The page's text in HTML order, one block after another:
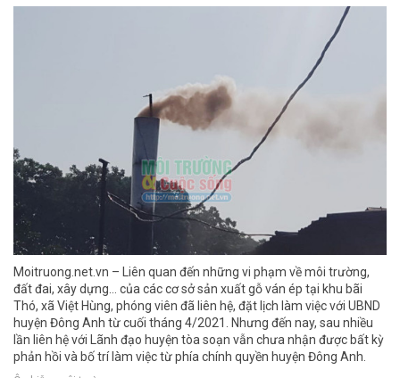
Moitruong.net.vn – Liên quan đến những vi phạm về môi trường,
đất đai, xây dựng… của các cơ sở sản xuất gỗ ván ép tại khu bãi
Thó, xã Việt Hùng, phóng viên đã liên hệ, đặt lịch làm việc với UBND
huyện Đông Anh từ cuối tháng 4/2021. Nhưng đến nay, sau nhiều
lần liên hệ với Lãnh đạo huyện tòa soạn vẫn chưa nhận được bất kỳ
phản hồi và bố trí làm việc từ phía chính quyền huyện Đông Anh.